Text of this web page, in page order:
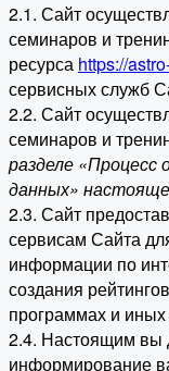
2.1. Сайт
семинаров и
ресурса https://
сервисных служб
2.2. Сайт
семинаров и
разделе «Процесс
данных»
2.3. Сайт
сервисам Сайта
информации по
создания
программах и
2.4. Настоящим вы
информирование